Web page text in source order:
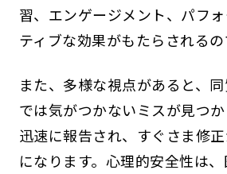
習、エンゲージメント、パフ
ティブな効果がもたらされるの
また、多様な視点があると、
では気がつかないミスが見つ
迅速に報告され、すぐさま修
になります。心理的安全性は